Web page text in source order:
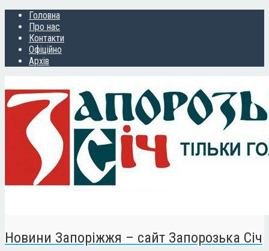
Головна
Про нас
Контакти
Офіційно
Архів
Новини Запоріжжя – сайт Запорозька Січ